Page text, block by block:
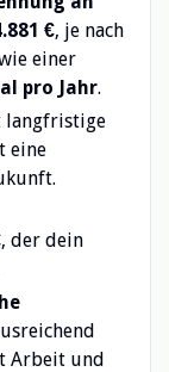
€, je nach
einer
pro Jahr.
langfristige
eine
, der dein
Arbeit und